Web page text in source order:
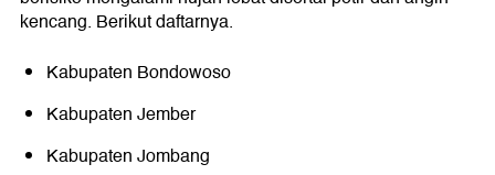
kencang. Berikut daftarnya.
Kabupaten Bondowoso
Kabupaten Jember
Kabupaten Jombang